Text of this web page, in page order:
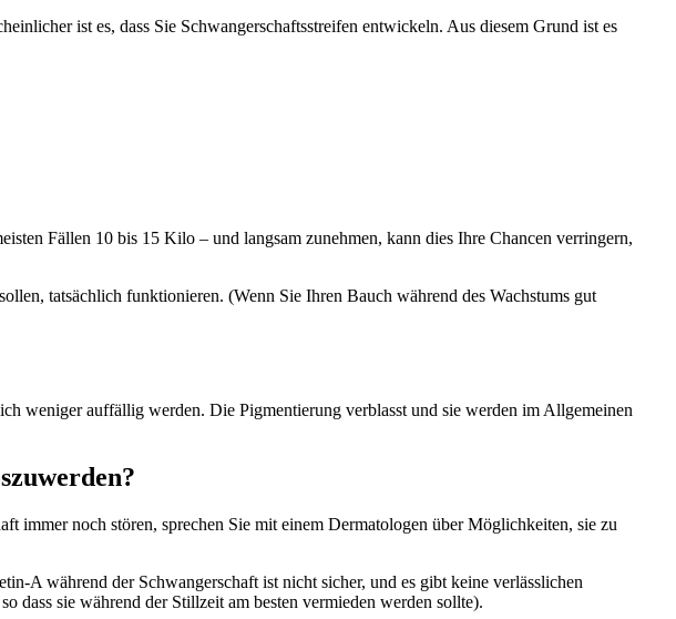
ist es, dass Sie Schwangerschaftsstreifen entwickeln. Aus diesem Grund ist es
Fällen 10 bis 15 Kilo – und langsam zunehmen, kann dies Ihre Chancen verringern,
tatsächlich funktionieren. (Wenn Sie Ihren Bauch während des Wachstums gut
weniger auffällig werden. Die Pigmentierung verblasst und sie werden im Allgemeinen
immer noch stören, sprechen Sie mit einem Dermatologen über Möglichkeiten, sie zu
A während der Schwangerschaft ist nicht sicher, und es gibt keine verlässlichen
dass sie während der Stillzeit am besten vermieden werden sollte).